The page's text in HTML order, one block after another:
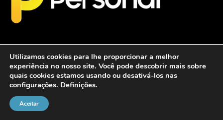
2026 - Personalcob - CNPJ: 12.837.042/0001-60- Todos direitos
Utilizamos cookies para lhe proporcionar a melhor
experiência no nosso site. Você pode descobrir mais sobre
quais cookies estamos usando ou desativá-los nas
configurações. Definições.
Aceitar